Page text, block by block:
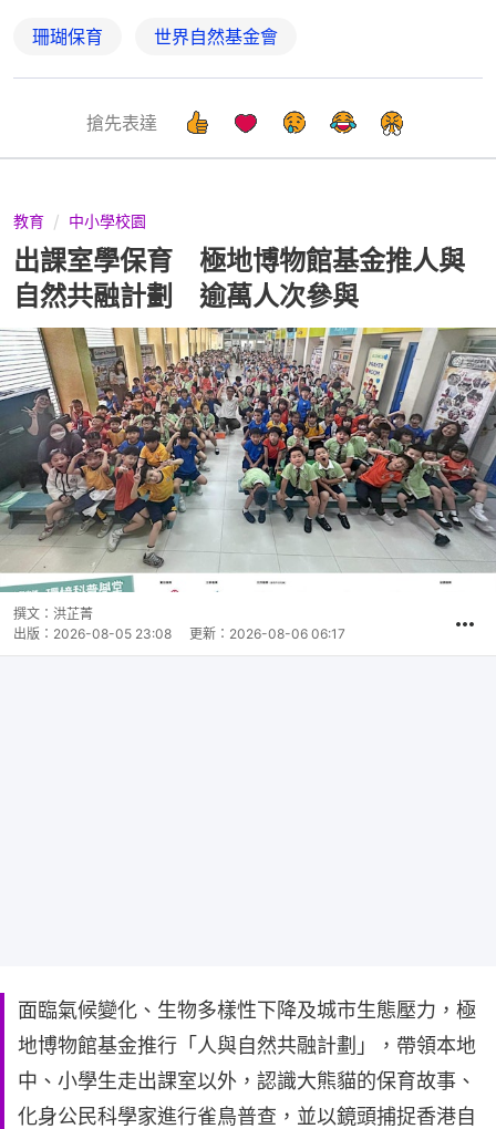
珊瑚保育 世界自然基金會
搶先表達
教育 中小學校園
出課室學保育 極地博物館基金推人與
自然共融計劃 逾萬人次參與
撰文： 洪芷菁
出版： 2026-08-05 23:08 更新： 2026-08-06 06:17
面臨氣候變化、生物多樣性下降及城市生態壓力，極
地博物館基金推行「人與自然共融計劃」，帶領本地
中、小學生走出課室以外，認識大熊貓的保育故事、
化身公民科學家進行雀鳥普查，並以鏡頭捕捉香港自